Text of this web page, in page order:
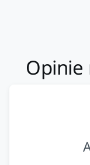
Opinie